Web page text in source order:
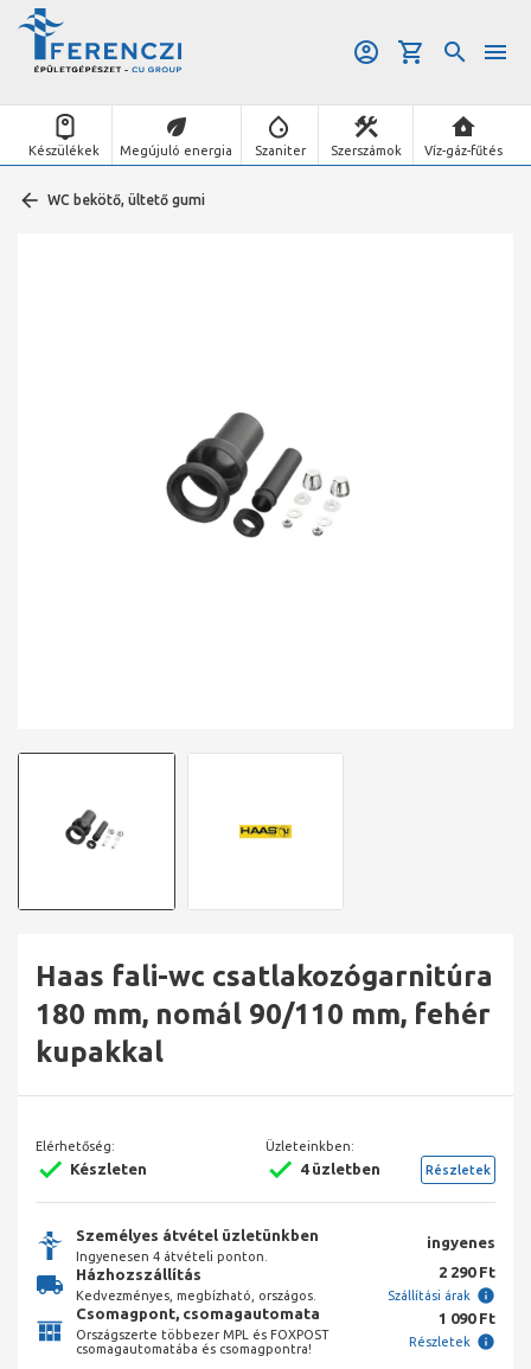
Készülékek Megújuló energia Szaniter Szerszámok Víz-gáz-fűtés
WC bekötő, ültető gumi
Haas fali-wc csatlakozógarnitúra
180 mm, nomál 90/110 mm, fehér
kupakkal
Elérhetőség:
Készleten
Üzleteinkben:
4 üzletben Részletek
Személyes átvétel üzletünkben
Ingyenesen 4 átvételi ponton.
ingyenes
Házhozszállítás
Kedvezményes, megbízható, országos.
2 290 Ft
Szállítási árak
Csomagpont, csomagautomata
Országszerte többezer MPL és FOXPOST
csomagautomatába és csomagpontra!
1 090 Ft
Részletek